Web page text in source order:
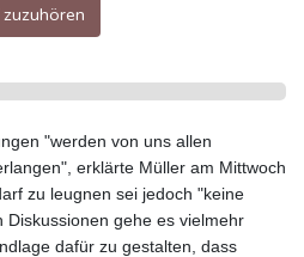
"werden von uns allen
erklärte Müller am Mittwoch
zu leugnen sei jedoch "keine
gehe es vielmehr
dafür zu gestalten, dass